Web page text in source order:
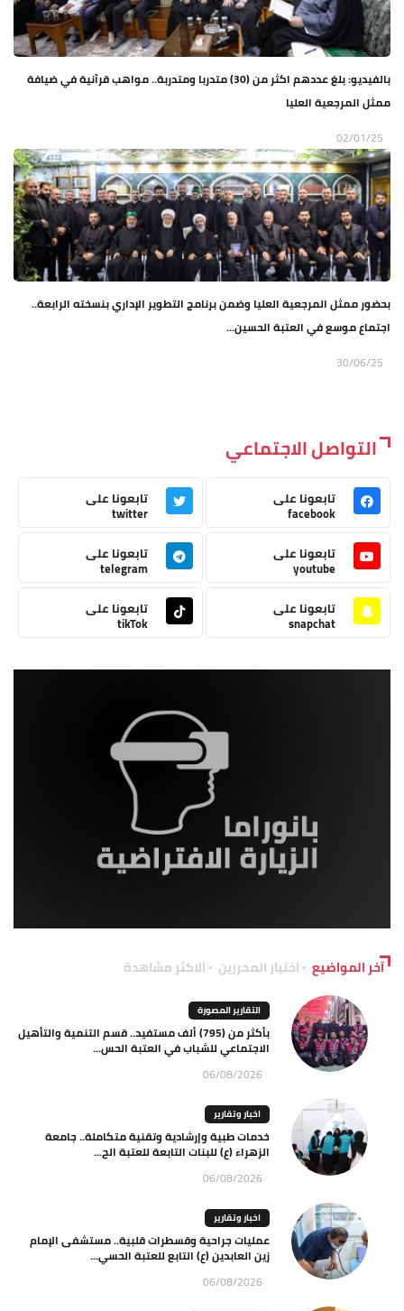
بالفيديو: بلغ عددهم اكثر من (30) متدربا ومتدربة.. مواهب قرآنية في ضيافة
ممثل المرجعية العليا
02/01/25
بحضور ممثل المرجعية العليا وضمن برنامج التطوير الإداري بنسخته الرابعة..
اجتماع موسع في العتبة الحسين...
30/06/25
التواصل الاجتماعي
تابعونا على
facebook
تابعونا على
twitter
تابعونا على
youtube
تابعونا على
telegram
تابعونا على
snapchat
تابعونا على
tikTok
آخر المواضيع اختيار المحررين الاكثر مشاهدة
التقارير المصورة
بأكثر من (795) ألف مستفيد.. قسم التنمية والتأهيل
الاجتماعي للشباب في العتبة الحس...
06/08/2026
اخبار وتقارير
خدمات طبية وإرشادية وتقنية متكاملة.. جامعة
الزهراء (ع) للبنات التابعة للعتبة الح...
06/08/2026
اخبار وتقارير
عمليات جراحية وقسطرات قلبية.. مستشفى الإمام
زين العابدين (ع) التابع للعتبة الحسي...
06/08/2026